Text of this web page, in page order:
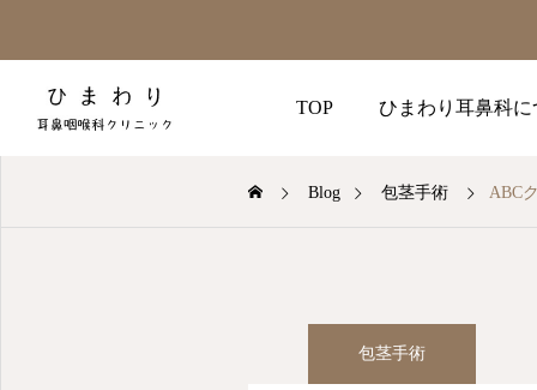
TOP ひまわり耳鼻科に
Blog 包茎手術 ABC
包茎手術